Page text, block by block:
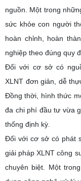
nguồn. Một trong
sức khỏe con người
hoàn chỉnh, hoàn
nghiệp theo đúng quy
Đối với cơ sở có
XLNT đơn giản, dễ
Đồng thời, hình thức
đa chi phí đầu tư vừa
thống định kỳ.
Đối với cơ sở có phát
giải pháp XLNT công
chuyên biệt. Một